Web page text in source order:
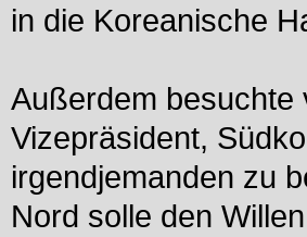
in die Koreanische
Außerdem besuchte
Vizepräsident,
irgendjemanden zu
Nord solle den